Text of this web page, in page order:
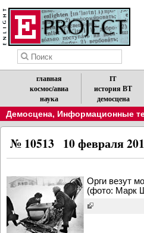
главная
космос/авиа
наука
IT
история ВТ
демосцена
Демосцена, Информационные
10 февраля
№ 10513
Орги везут
(фото: Марк